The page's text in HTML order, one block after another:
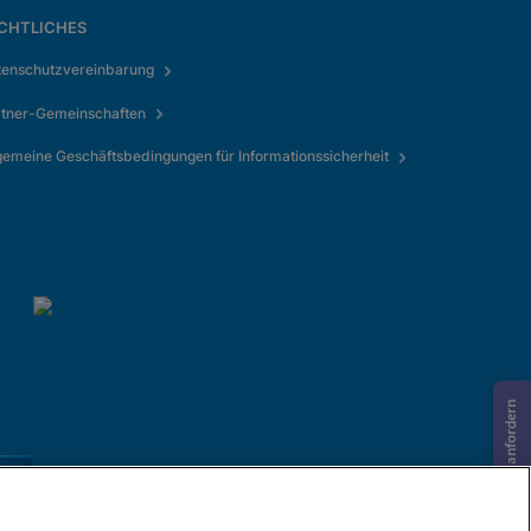
Informationen anfordern
Gemeinschaften
Geschäftsbedingungen für Informationssicherheit